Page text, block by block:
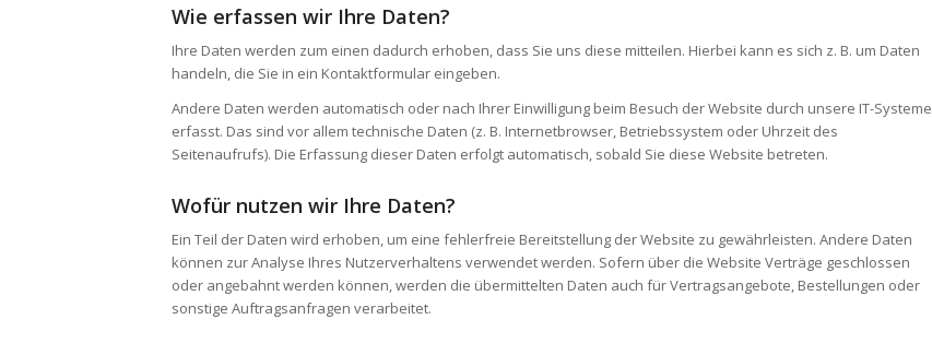
Wie erfassen wir Ihre Daten?
Ihre Daten werden zum einen dadurch erhoben, dass Sie uns diese mitteilen. Hierbei kann es sich z. B. um Daten
handeln, die Sie in ein Kontaktformular eingeben.
Andere Daten werden automatisch oder nach Ihrer Einwilligung beim Besuch der Website durch unsere IT-Systeme
erfasst. Das sind vor allem technische Daten (z. B. Internetbrowser, Betriebssystem oder Uhrzeit des
Seitenaufrufs). Die Erfassung dieser Daten erfolgt automatisch, sobald Sie diese Website betreten.
Wofür nutzen wir Ihre Daten?
Ein Teil der Daten wird erhoben, um eine fehlerfreie Bereitstellung der Website zu gewährleisten. Andere Daten
können zur Analyse Ihres Nutzerverhaltens verwendet werden. Sofern über die Website Verträge geschlossen
oder angebahnt werden können, werden die übermittelten Daten auch für Vertragsangebote, Bestellungen oder
sonstige Auftragsanfragen verarbeitet.